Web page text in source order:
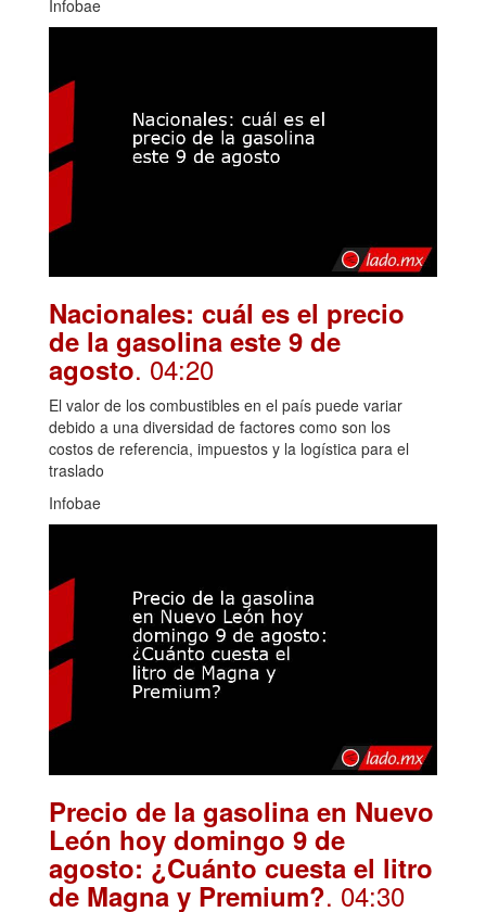
Infobae
Nacionales: cuál es el precio
de la gasolina este 9 de
agosto. 04:20
El valor de los combustibles en el país puede variar
debido a una diversidad de factores como son los
costos de referencia, impuestos y la logística para el
traslado
Infobae
Precio de la gasolina en Nuevo
León hoy domingo 9 de
agosto: ¿Cuánto cuesta el litro
de Magna y Premium?. 04:30